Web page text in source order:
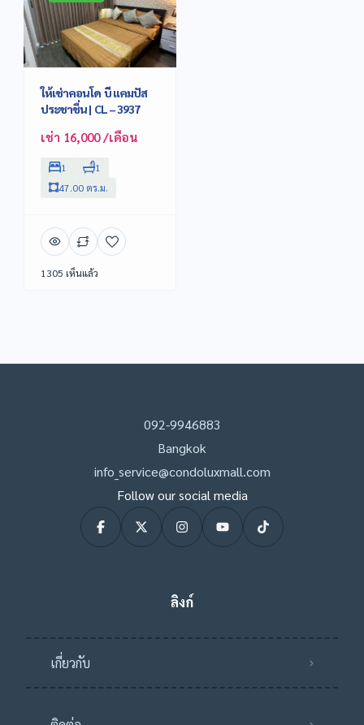
ให้เช่าคอนโด บี แคมปัส
ประชาชื่น | CL – 3937
เช่า 16,000 /เดือน
1
1
47.00 ตร.ม.
1305 เห็นแล้ว
092-9946883
Bangkok
info_service@condoluxmall.com
Follow our social media
ลิงก์
เกี่ยวกับ